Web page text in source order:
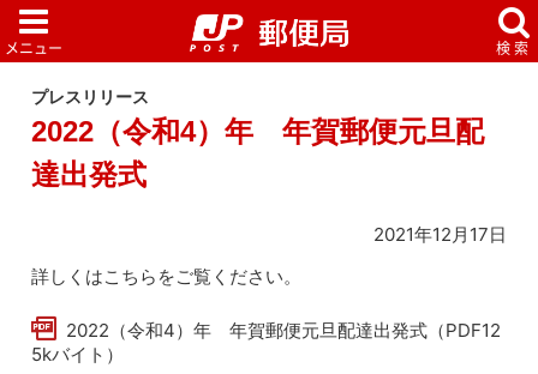
プレスリリース
2022（令和4）年 年賀郵便元旦配
達出発式
2021年12月17日
詳しくはこちらをご覧ください。
2022（令和4）年 年賀郵便元旦配達出発式（PDF12
5kバイト）